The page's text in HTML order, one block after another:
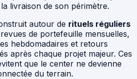
livraison de son périmètre.
autour de rituels réguliers
de portefeuille mensuelles,
hebdomadaires et retours
après chaque projet majeur. Ces
que le center ne devienne
du terrain.